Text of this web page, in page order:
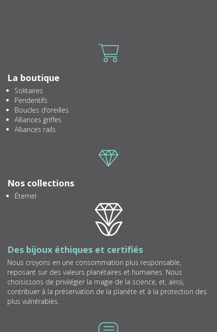
La boutique
Solitaires
Pendentifs
Boucles d’oreilles
Alliances griffes
Alliances rails
Nos collections
Éternel
Des bijoux éthiques et certifiés
Nous croyons en une consommation plus responsable,
reposant sur des valeurs planétaires et humaines. Nous
choisissons de privilégier la magie de la science, et, ainsi,
contribuer à la préservation de la planète et à la protection des
plus vulnérables.